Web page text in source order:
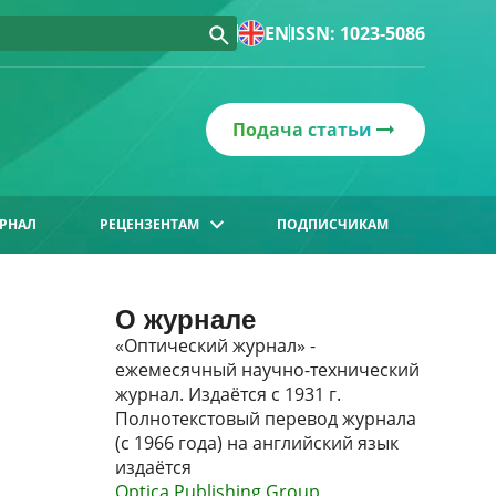
ENISSN: 1023-5086
Подача статьи
РЕЦЕНЗЕНТАМ ПОДПИСЧИКАМ
О журнале
«Оптический журнал» -
ежемесячный научно-технический
журнал. Издаётся с 1931 г.
Полнотекстовый перевод журнала
(с 1966 года) на английский язык
издаётся